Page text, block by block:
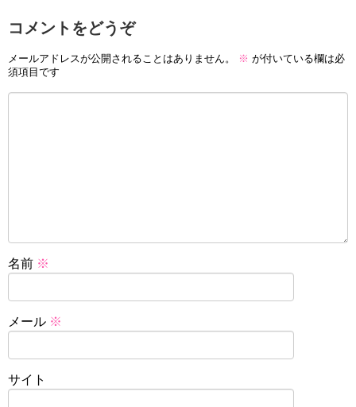
コメントをどうぞ
メールアドレスが公開されることはありません。 ※ が付いている欄は必
須項目です
名前 ※
メール ※
サイト